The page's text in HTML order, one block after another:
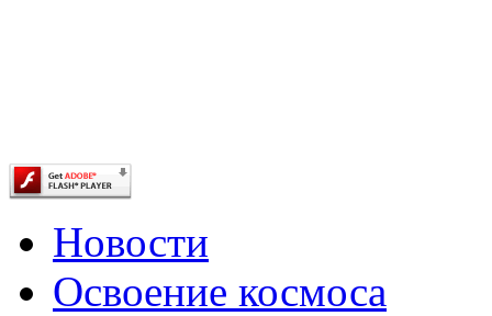
Новости
Освоение космоса